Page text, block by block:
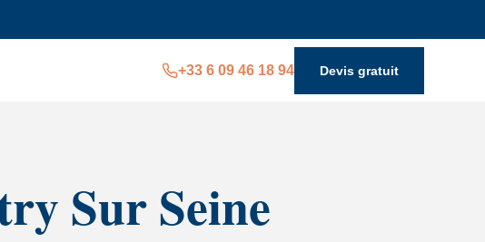
+33 6 09 46 18 94 Devis gratuit
Sur Seine